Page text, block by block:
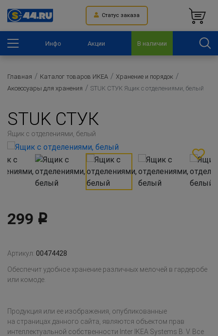
Статус заказа
Инфо Акции В наличии
Главная Каталог товаров ИКЕА
Хранение и порядок
Аксессуары для хранения
STUK СТУК Ящик с отделениями, белый
STUK СТУК
Ящик с отделениями, белый
299 Р
Артикул: 00474428
Обеспечит удобное хранение различных мелочей в гардеробе
или комоде.
Продукция или ее изображения, опубликованные
на страницах данного сайта, являются объектом прав
интеллектуальной собственности Inter IKEA Systems B. V. Все